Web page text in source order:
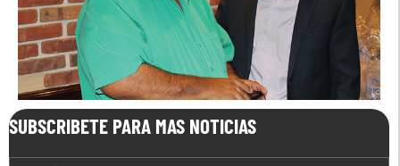
SUBSCRIBETE PARA MAS NOTICIAS